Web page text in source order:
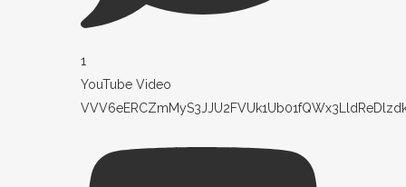
1
YouTube Video